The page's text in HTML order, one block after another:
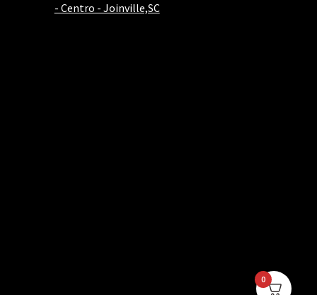
- Centro - Joinville,SC
0